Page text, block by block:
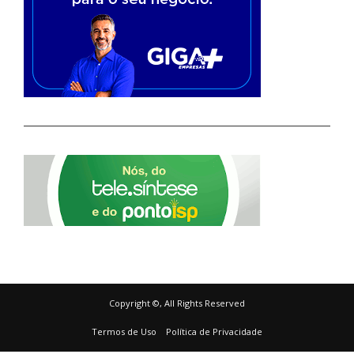
Copyright ©, All Rights Reserved
Termos de Uso Política de Privacidade